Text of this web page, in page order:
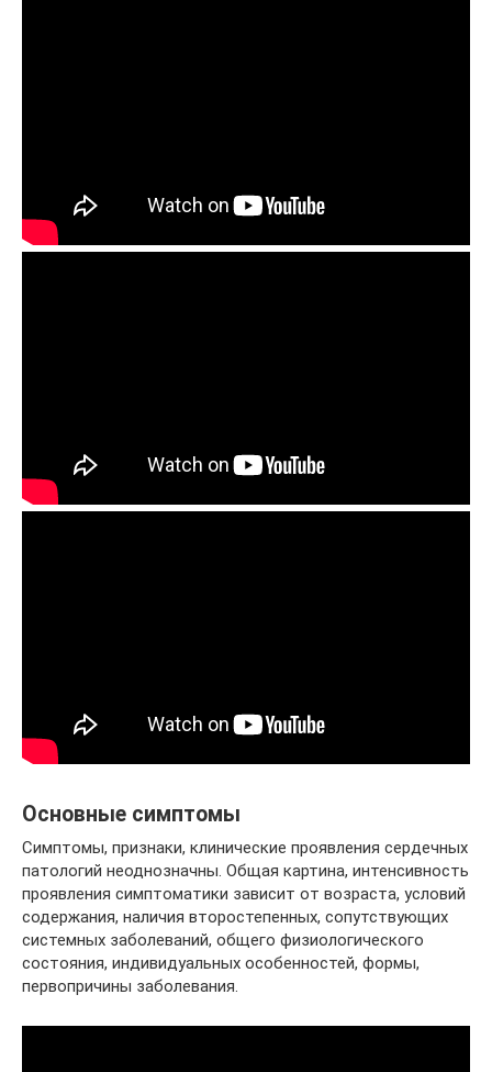
Основные симптомы
Симптомы, признаки, клинические проявления сердечных
патологий неоднозначны. Общая картина, интенсивность
проявления симптоматики зависит от возраста, условий
содержания, наличия второстепенных, сопутствующих
системных заболеваний, общего физиологического
состояния, индивидуальных особенностей, формы,
первопричины заболевания.